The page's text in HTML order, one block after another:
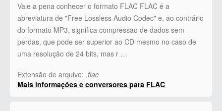
Vale a pena conhecer o formato FLAC FLAC é a
abreviatura de "Free Lossless Audio Codec" e, ao contrário
do formato MP3, significa compressão de dados sem
perdas, que pode ser superior ao CD mesmo no caso de
uma resolução de 24 bits, mas r …
Extensão de arquivo: .flac
Mais informações e conversores para FLAC